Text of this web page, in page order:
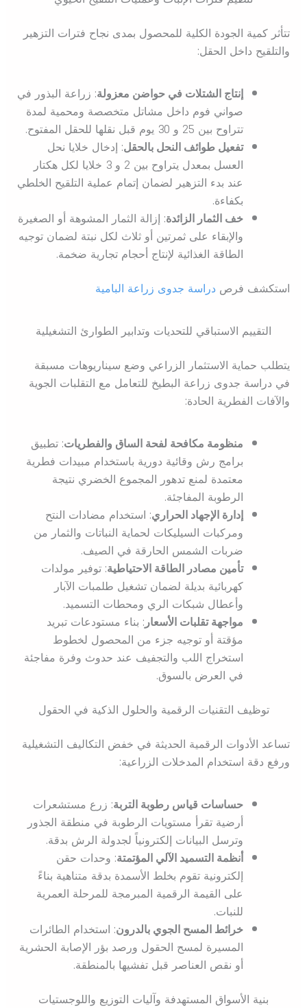
تتأثر كمية الجودة الكلية للمحصول بمدى نجاح فترات التزهير
والتلقيح داخل الحقل:
إنتاج الشتلات في حواضن معزولة: زراعة البذور في
صواني فوم داخل مشاتل متخصصة ومحمية لمدة
تتراوح بين 25 و 30 يوم قبل نقلها للحقل المفتوح.
تفعيل طوائف النحل بالحقل: إدخال خلايا نحل
العسل بمعدل يتراوح بين 2 و 3 خلايا لكل هكتار
عند بدء التزهير لضمان إتمام عملية التلقيح الخلطي
بكفاءة.
خف الثمار الزائدة: إزالة الثمار المشوهة أو الصغيرة
والإبقاء على ثمرتين أو ثلاث لكل نبتة لضمان توجيه
الطاقة الغذائية لإنتاج أحجام تجارية ضخمة.
استكشف فرص دراسة جدوى زراعة البامية
التقييم الاستباقي للتحديات وتدابير الطوارئ التشغيلية
يتطلب حماية الاستثمار الزراعي وضع سيناريوهات مسبقة
في دراسة جدوى زراعة البطيخ للتعامل مع التقلبات الجوية
والآفات الفطرية الحادة:
منظومة مكافحة لفحة الساق والفطريات: تطبيق
برامج رش وقائية دورية باستخدام مبيدات فطرية
معتمدة لمنع تدهور المجموع الخضري نتيجة
الرطوبة المفاجئة.
إدارة الإجهاد الحراري: استخدام مضادات النتح
ومركبات السيليكات لحماية النباتات والثمار من
ضربات الشمس الحارقة في الصيف.
تأمين مصادر الطاقة الاحتياطية: توفير مولدات
كهربائية بديلة لضمان تشغيل طلمبات الآبار
وأعطال شبكات الري ومحطات التسميد.
مواجهة تقلبات الأسعار: بناء مستودعات تبريد
مؤقتة أو توجيه جزء من المحصول لخطوط
استخراج اللب والتجفيف عند حدوث وفرة مفاجئة
في العرض بالسوق.
توظيف التقنيات الرقمية والحلول الذكية في الحقول
تساعد الأدوات الرقمية الحديثة في خفض التكاليف التشغيلية
ورفع دقة استخدام المدخلات الزراعية:
حساسات قياس رطوبة التربة: زرع مستشعرات
أرضية تقرأ مستويات الرطوبة في منطقة الجذور
وترسل البيانات إلكترونياً لجدولة الرش بدقة.
أنظمة التسميد الآلي المؤتمتة: وحدات حقن
إلكترونية تقوم بخلط الأسمدة بدقة متناهية بناءً
على القيمة الرقمية المبرمجة للمرحلة العمرية
للنبات.
خرائط المسح الجوي بالدرون: استخدام الطائرات
المسيرة لمسح الحقول ورصد بؤر الإصابة الحشرية
أو نقص العناصر قبل تفشيها بالمنطقة.
بنية الأسواق المستهدفة وآليات التوزيع واللوجستيات